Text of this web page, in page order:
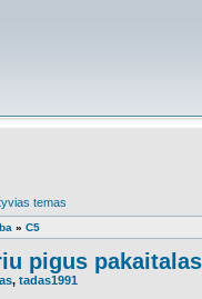
temas
» C5
pigus pakaitalas
, tadas1991